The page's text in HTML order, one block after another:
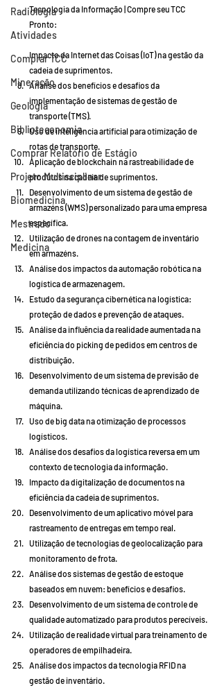
Radiologia
Atividades
Comprar TCC
Mineração
Geologia
Biblioteconomia
Comprar Relatório de Estágio
Projeto Multisciplinar
Biomedicina
Mestrado
Medicina
Tecnologia da Informação | Compre seu TCC
Pronto:
Impacto da Internet das Coisas (IoT) na gestão da
cadeia de suprimentos.
Análise dos benefícios e desafios da
implementação de sistemas de gestão de
transporte (TMS).
Uso de inteligência artificial para otimização de
rotas de transporte.
Aplicação de blockchain na rastreabilidade de
produtos na cadeia de suprimentos.
Desenvolvimento de um sistema de gestão de
armazéns (WMS) personalizado para uma empresa
específica.
Utilização de drones na contagem de inventário
em armazéns.
Análise dos impactos da automação robótica na
logística de armazenagem.
Estudo da segurança cibernética na logística:
proteção de dados e prevenção de ataques.
Análise da influência da realidade aumentada na
eficiência do picking de pedidos em centros de
distribuição.
Desenvolvimento de um sistema de previsão de
demanda utilizando técnicas de aprendizado de
máquina.
Uso de big data na otimização de processos
logísticos.
Análise dos desafios da logística reversa em um
contexto de tecnologia da informação.
Impacto da digitalização de documentos na
eficiência da cadeia de suprimentos.
Desenvolvimento de um aplicativo móvel para
rastreamento de entregas em tempo real.
Utilização de tecnologias de geolocalização para
monitoramento de frota.
Análise dos sistemas de gestão de estoque
baseados em nuvem: benefícios e desafios.
Desenvolvimento de um sistema de controle de
qualidade automatizado para produtos perecíveis.
Utilização de realidade virtual para treinamento de
operadores de empilhadeira.
Análise dos impactos da tecnologia RFID na
gestão de inventário.